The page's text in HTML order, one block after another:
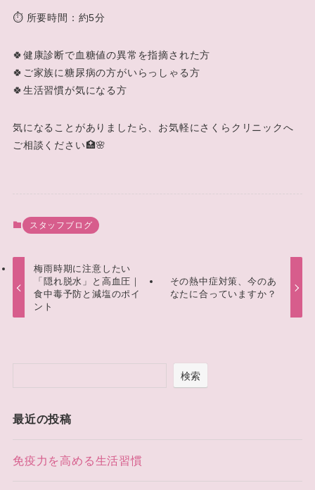
⏱️ 所要時間：約5分
🍀健康診断で血糖値の異常を指摘された方
🍀ご家族に糖尿病の方がいらっしゃる方
🍀生活習慣が気になる方
気になることがありましたら、お気軽にさくらクリニックへ
ご相談ください🏥🌸
スタッフブログ
梅雨時期に注意したい
「隠れ脱水」と高血圧｜
食中毒予防と減塩のポイ
ント
その熱中症対策、今のあ
なたに合っていますか？
検索
最近の投稿
免疫力を高める生活習慣